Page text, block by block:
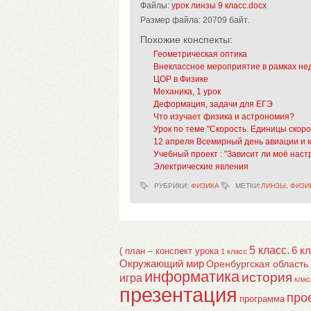
Файлы: урок линзы 9 класс.docx
Размер файла: 20709 байт.
Похожие конспекты:
Геометрическая оптика
Внеклассное мероприятие в рамках
ЦОР в Физике
Механика, 1 урок
Деформация, задачи для ЕГЭ
Что изучает физика и астрономия?
Урок по теме "Скорость. Единицы
12 апреля Всемирный день авиации и
Учебный проект : "Зависит ли моё
Электрические явления
РУБРИКИ: ФИЗИКА МЕТКИ:ЛИНЗЫ
( план – конспект урока 1 класс 5 класс. 6
Окружающий мирОренбургская область
игра информатикаистория
презентация программа